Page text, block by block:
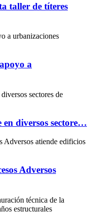
taller de títeres
a
en diversos sectore…
Adversos